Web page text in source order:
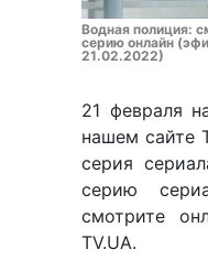
Водная полиция:
серию онлайн
21.02.2022)
21 февраля
нашем сайте
серия
серию
смотрите
TV.UA.